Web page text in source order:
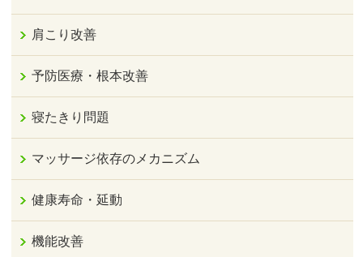
肩こり改善
予防医療・根本改善
寝たきり問題
マッサージ依存のメカニズム
健康寿命・延動
機能改善